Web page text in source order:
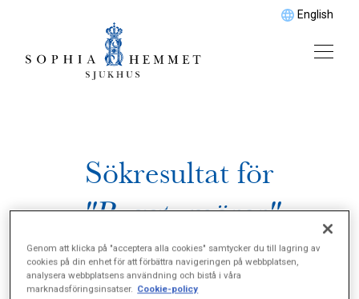
English
Sökresultat för
"Ryggtumörer"
Genom att klicka på "acceptera alla cookies" samtycker du till lagring av
cookies på din enhet för att förbättra navigeringen på webbplatsen,
analysera webbplatsens användning och bistå i våra
marknadsföringsinsatser. Cookie-policy